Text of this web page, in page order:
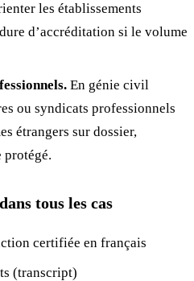
les établissements
d’accréditation si le volume
En génie civil
ou syndicats professionnels
étrangers sur dossier,
protégé.
tous les cas
certifiée en français
(transcript)